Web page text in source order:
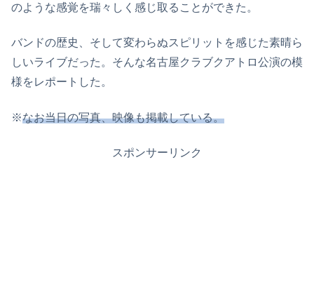
のような感覚を瑞々しく感じ取ることができた。
バンドの歴史、そして変わらぬスピリットを感じた素晴ら
しいライブだった。そんな名古屋クラブクアトロ公演の模
様をレポートした。
※なお当日の写真、映像も掲載している。
スポンサーリンク